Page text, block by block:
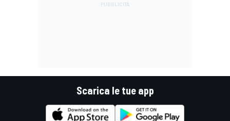
Scarica le tue app